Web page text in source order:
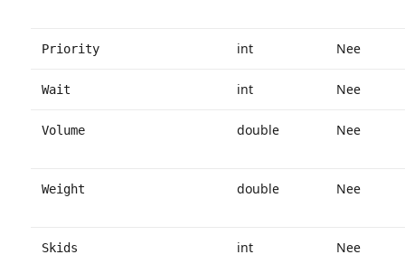
Priority int Nee
Wait int Nee
Volume double Nee
Weight double Nee
Skids int Nee